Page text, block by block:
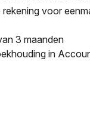
voor
3 maanden
in